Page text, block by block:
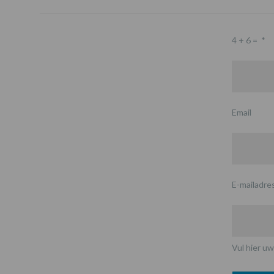
4 + 6 = *
Email
E-
Vul hier